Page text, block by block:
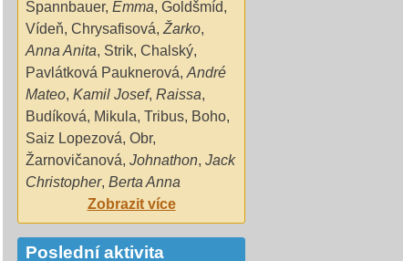
Spannbauer, Emma, Goldšmíd,
Vídeň, Chrysafisová, Žarko,
Anna Anita, Strik, Chalský,
Pavlátková Pauknerová, André
Mateo, Kamil Josef, Raissa,
Budíková, Mikula, Tribus, Boho,
Saiz Lopezová, Obr,
Žarnovičanová, Johnathon, Jack
Christopher, Berta Anna
Zobrazit více
Poslední aktivita